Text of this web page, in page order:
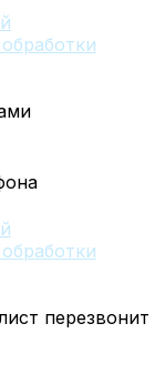
перезвонит